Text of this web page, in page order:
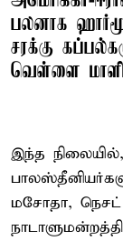
பலனாக
சரக்கு
வெள்ளை
இந்த
மசோதா,